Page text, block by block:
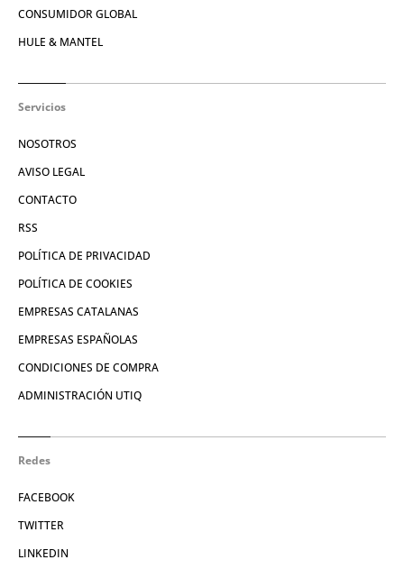
CONSUMIDOR GLOBAL
HULE & MANTEL
Servicios
NOSOTROS
AVISO LEGAL
CONTACTO
RSS
POLÍTICA DE PRIVACIDAD
POLÍTICA DE COOKIES
EMPRESAS CATALANAS
EMPRESAS ESPAÑOLAS
CONDICIONES DE COMPRA
ADMINISTRACIÓN UTIQ
Redes
FACEBOOK
TWITTER
LINKEDIN